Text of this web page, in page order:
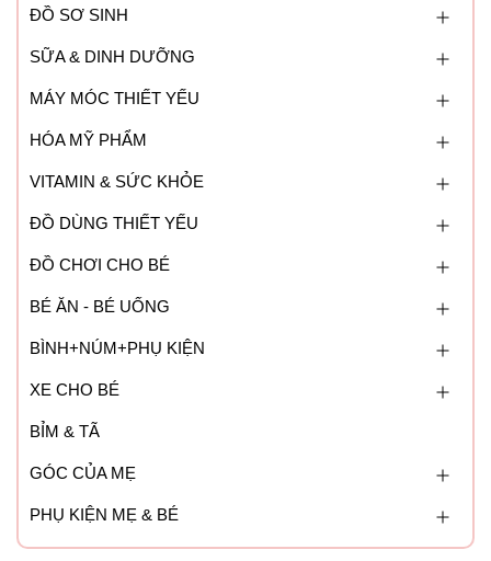
ĐỒ SƠ SINH
SỮA & DINH DƯỠNG
MÁY MÓC THIẾT YẾU
HÓA MỸ PHẨM
VITAMIN & SỨC KHỎE
ĐỒ DÙNG THIẾT YẾU
ĐỒ CHƠI CHO BÉ
BÉ ĂN - BÉ UỐNG
BÌNH+NÚM+PHỤ KIỆN
XE CHO BÉ
BỈM & TÃ
GÓC CỦA MẸ
PHỤ KIỆN MẸ & BÉ